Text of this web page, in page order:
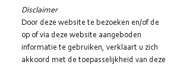
Disclaimer
Door deze website te bezoeken en/of de
op of via deze website aangeboden
informatie te gebruiken, verklaart u zich
akkoord met de toepasselijkheid van deze